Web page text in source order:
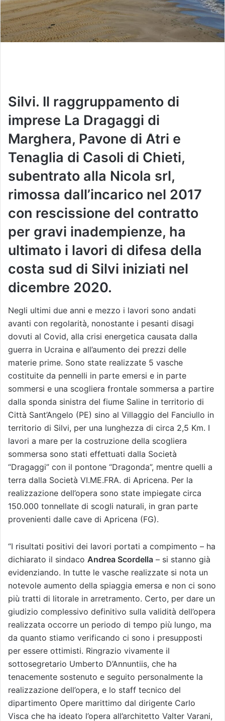
Silvi. Il raggruppamento di
imprese La Dragaggi di
Marghera, Pavone di Atri e
Tenaglia di Casoli di Chieti,
subentrato alla Nicola srl,
rimossa dall’incarico nel 2017
con rescissione del contratto
per gravi inadempienze, ha
ultimato i lavori di difesa della
costa sud di Silvi iniziati nel
dicembre 2020.
Negli ultimi due anni e mezzo i lavori sono andati
avanti con regolarità, nonostante i pesanti disagi
dovuti al Covid, alla crisi energetica causata dalla
guerra in Ucraina e all’aumento dei prezzi delle
materie prime. Sono state realizzate 5 vasche
costituite da pennelli in parte emersi e in parte
sommersi e una scogliera frontale sommersa a partire
dalla sponda sinistra del fiume Saline in territorio di
Città Sant’Angelo (PE) sino al Villaggio del Fanciullo in
territorio di Silvi, per una lunghezza di circa 2,5 Km. I
lavori a mare per la costruzione della scogliera
sommersa sono stati effettuati dalla Società
“Dragaggi” con il pontone “Dragonda”, mentre quelli a
terra dalla Società VI.ME.FRA. di Apricena. Per la
realizzazione dell’opera sono state impiegate circa
150.000 tonnellate di scogli naturali, in gran parte
provenienti dalle cave di Apricena (FG).
“I risultati positivi dei lavori portati a compimento – ha
dichiarato il sindaco Andrea Scordella – si stanno già
evidenziando. In tutte le vasche realizzate si nota un
notevole aumento della spiaggia emersa e non ci sono
più tratti di litorale in arretramento. Certo, per dare un
giudizio complessivo definitivo sulla validità dell’opera
realizzata occorre un periodo di tempo più lungo, ma
da quanto stiamo verificando ci sono i presupposti
per essere ottimisti. Ringrazio vivamente il
sottosegretario Umberto D’Annuntiis, che ha
tenacemente sostenuto e seguito personalmente la
realizzazione dell’opera, e lo staff tecnico del
dipartimento Opere marittimo dal dirigente Carlo
Visca che ha ideato l’opera all’architetto Valter Varani,